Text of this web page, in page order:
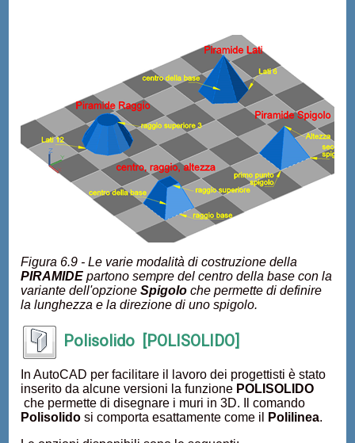
Figura 6.9 - Le varie modalità di costruzione della
PIRAMIDE partono sempre del centro della base con la
variante dell'opzioneSpigolo che permette di definire
la lunghezza e la direzione di uno spigolo.
Polisolido [POLISOLIDO]
In AutoCAD per facilitare il lavoro dei progettisti è stato
inserito da alcune versioni la funzione POLISOLIDO
che permette di disegnare i muri in 3D. Il comando
Polisolido si comporta esattamente come il Polilinea.